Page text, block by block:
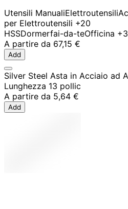
Utensili ManualiElettroutensili
per Elettroutensili +20
HSSDormerfai-da-teOfficina +3
A partire da 67,15 €
Add
Silver Steel Asta in Acciaio ad
Lunghezza 13 pollic
A partire da 5,64 €
Add